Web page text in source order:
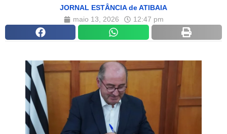
JORNAL ESTÂNCIA de ATIBAIA
maio 13, 2026
12:47 pm